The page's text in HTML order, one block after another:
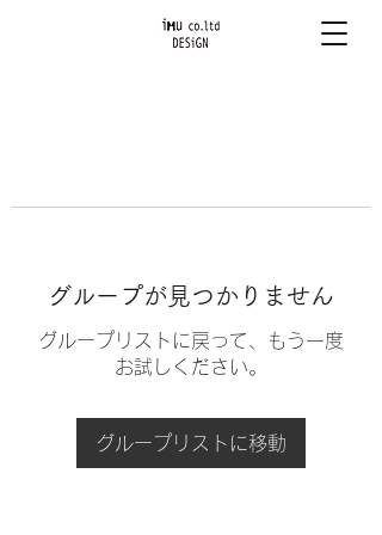
グループが見つかりません
グループリストに戻って、もう一度
お試しください。
グループリストに移動